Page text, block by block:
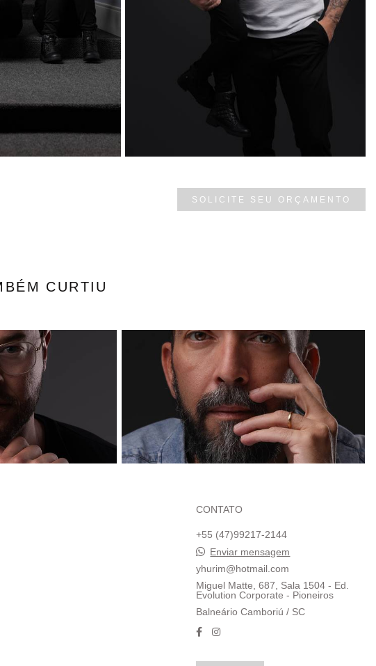
SOLICITE SEU ORÇAMENTO
CURTIU
CONTATO
+55 (47)99217-2144
Enviar mensagem
yhurim@hotmail.com
Miguel Matte, 687, Sala 1504 - Ed.
Evolution Corporate - Pioneiros
Balneário Camboriú / SC